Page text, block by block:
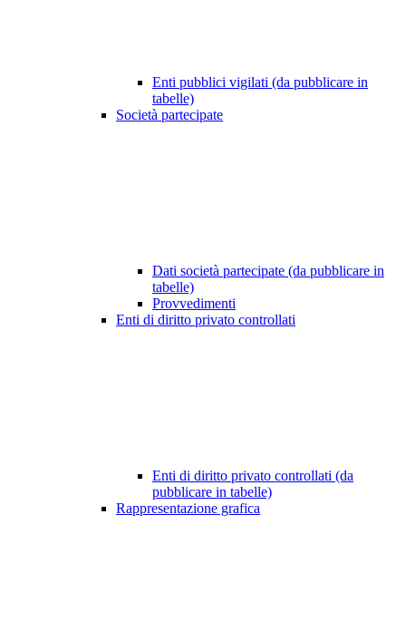
Enti pubblici vigilati (da pubblicare in
tabelle)
Società partecipate
Dati società partecipate (da pubblicare in
tabelle)
Provvedimenti
Enti di diritto privato controllati
Enti di diritto privato controllati (da
pubblicare in tabelle)
Rappresentazione grafica